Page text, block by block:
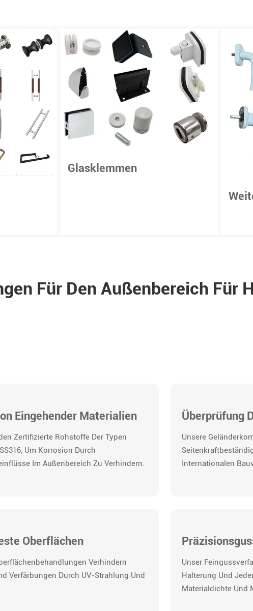
Glasklemmen
Für Den Außenbereich Für
Eingehender Materialien
Zertifizierte Rohstoffe Der Typen
Um Korrosion Durch
Im Außenbereich Zu Verhindern.
Überprüfung
Unsere
Internationalen
Oberflächen
Verhindern
Verfärbungen Durch UV-Strahlung Und
Unser
Halterung Und
Materialdichte Und